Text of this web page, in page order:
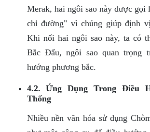
Merak, hai ngôi sao này được gọi
chỉ đường" vì chúng giúp định
Khi nối hai ngôi sao này, ta có
Bắc Đẩu, ngôi sao quan trọng
hướng phương bắc.
4.2. Ứng Dụng Trong Điều
Thống
Nhiều nền văn hóa sử dụng